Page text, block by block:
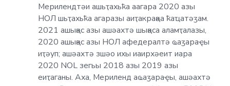
Мерилендтәи ашьҭахьҟа аагара 2020 азы
НОЛ шьҭахьҟа агаразы аиҭакрақәа ҟаҵатәӡам.
2021 ашықәс азы ашәахтә шықәса аламҭалазы,
2020 ашықәс азы НОЛ афедералтә ҩаӡараҿы
иҭәуп; ашәахтә зшәо ихы иаирхәеит иара
2020 NOL зегьы 2018 азы 2019 азы
еиҭаганы. Аха, Мериленд аҩаӡараҿы, ашәахтә